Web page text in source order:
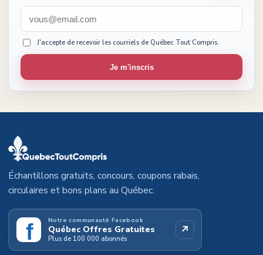
J'accepte de recevoir les courriels de Québec Tout Compris.
Je m'inscris
Échantillons gratuits, concours, coupons rabais,
circulaires et bons plans au Québec.
f Notre communauté Facebook
Québec Offres Gratuites
Plus de 100 000 abonnés
↗